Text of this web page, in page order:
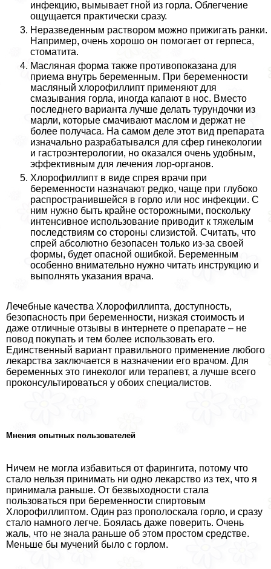
инфекцию, вымывает гной из горла. Облегчение
ощущается пpaктически сразу.
Неразведенным раствором можно прижигать ранки.
Например, очень хорошо он помогает от гepпeса,
стоматита.
Масляная форма также противопоказана для
приема внутрь беременным. При беременности
масляный хлорофиллипт применяют для
смазывания горла, иногда капают в нос. Вместо
последнего варианта лучше делать турундочки из
марли, которые смачивают маслом и держат не
более получаса. На самом деле этот вид препарата
изначально разpaбатывался для сфер гинекологии
и гастроэнтерологии, но оказался очень удобным,
эффективным для лечения лор-органов.
Хлорофиллипт в виде спрея врачи при
беременности назначают редко, чаще при глубоко
распространившейся в горло или нос инфекции. С
ним нужно быть крайне осторожными, поскольку
интенсивное использование приводит к тяжелым
последствиям со стороны слизистой. Считать, что
спрей абсолютно безопасен только из-за своей
формы, будет опасной ошибкой. Беременным
особенно внимательно нужно читать инструкцию и
выполнять указания врача.
Лечебные качества Хлорофиллипта, доступность,
безопасность при беременности, низкая стоимость и
даже отличные отзывы в интернете о препарате – не
повод покупать и тем более использовать его.
Единственный вариант правильного применение любого
лекарства заключается в назначении его врачом. Для
беременных это гинеколог или терапевт, а лучше всего
проконсультироваться у обоих специалистов.
Мнения опытных пользователей
Ничем не могла избавиться от фарингита, потому что
стало нельзя принимать ни одно лекарство из тех, что я
принимала раньше. От безвыходности стала
пользоваться при беременности спиртовым
Хлорофиллиптом. Один раз прополоскала горло, и сразу
стало намного легче. Боялась даже поверить. Очень
жаль, что не знала раньше об этом простом средстве.
Меньше бы мучений было с горлом.